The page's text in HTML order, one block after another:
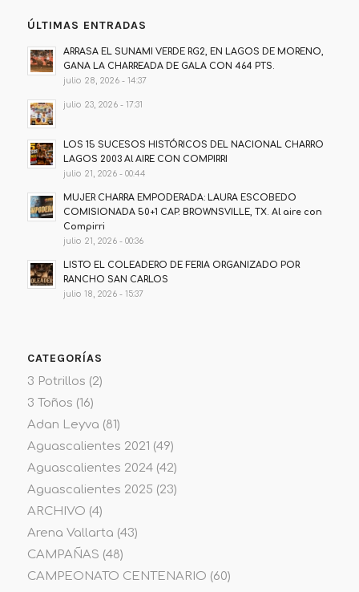
ÚLTIMAS ENTRADAS
ARRASA EL SUNAMI VERDE RG2, EN LAGOS DE MORENO,
GANA LA CHARREADA DE GALA CON 464 PTS.
julio 28, 2026 - 14:37
julio 23, 2026 - 17:31
LOS 15 SUCESOS HISTÓRICOS DEL NACIONAL CHARRO
LAGOS 2003 Al AIRE CON COMPIRRI
julio 21, 2026 - 00:44
MUJER CHARRA EMPODERADA: LAURA ESCOBEDO
COMISIONADA 50+1 CAP. BROWNSVILLE, TX. Al aire con
Compirri
julio 21, 2026 - 00:36
LISTO EL COLEADERO DE FERIA ORGANIZADO POR
RANCHO SAN CARLOS
julio 18, 2026 - 15:37
CATEGORÍAS
3 Potrillos (2)
3 Toños (16)
Adan Leyva (81)
Aguascalientes 2021 (49)
Aguascalientes 2024(42)
Aguascalientes 2025 (23)
ARCHIVO (4)
Arena Vallarta (43)
CAMPAÑAS (48)
CAMPEONATO CENTENARIO (60)